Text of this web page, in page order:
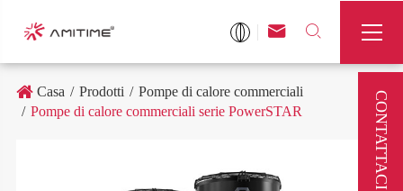
 

Casa Prodotti
Pompe di calore commerciali
Pompe di calore commerciali serie PowerSTAR
CONTATTACI